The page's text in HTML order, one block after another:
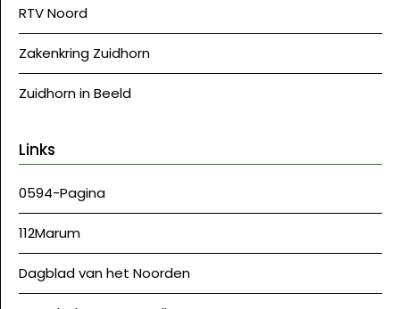
RTV Noord
Zakenkring Zuidhorn
Zuidhorn in Beeld
Links
0594-Pagina
112Marum
Dagblad van het Noorden